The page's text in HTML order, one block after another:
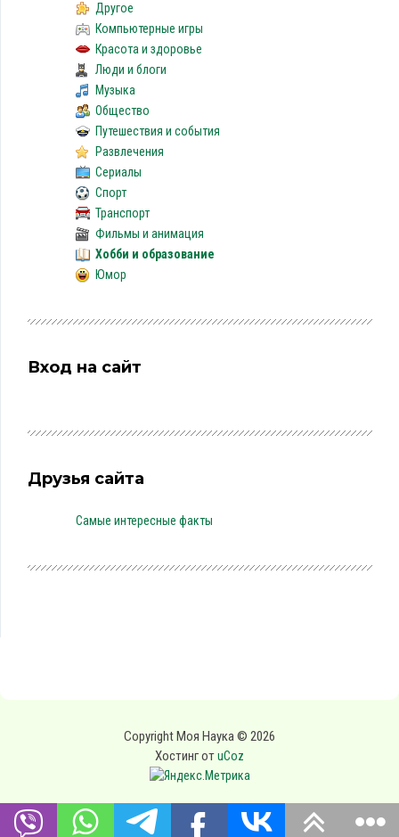
Другое
Компьютерные игры
Красота и здоровье
Люди и блоги
Музыка
Общество
Путешествия и события
Развлечения
Сериалы
Спорт
Транспорт
Фильмы и анимация
Хобби и образование
Юмор
Вход на сайт
Друзья сайта
Самые интересные факты
Copyright Моя Наука © 2026
Хостинг отuCoz